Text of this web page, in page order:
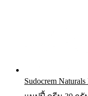
Sudocrem